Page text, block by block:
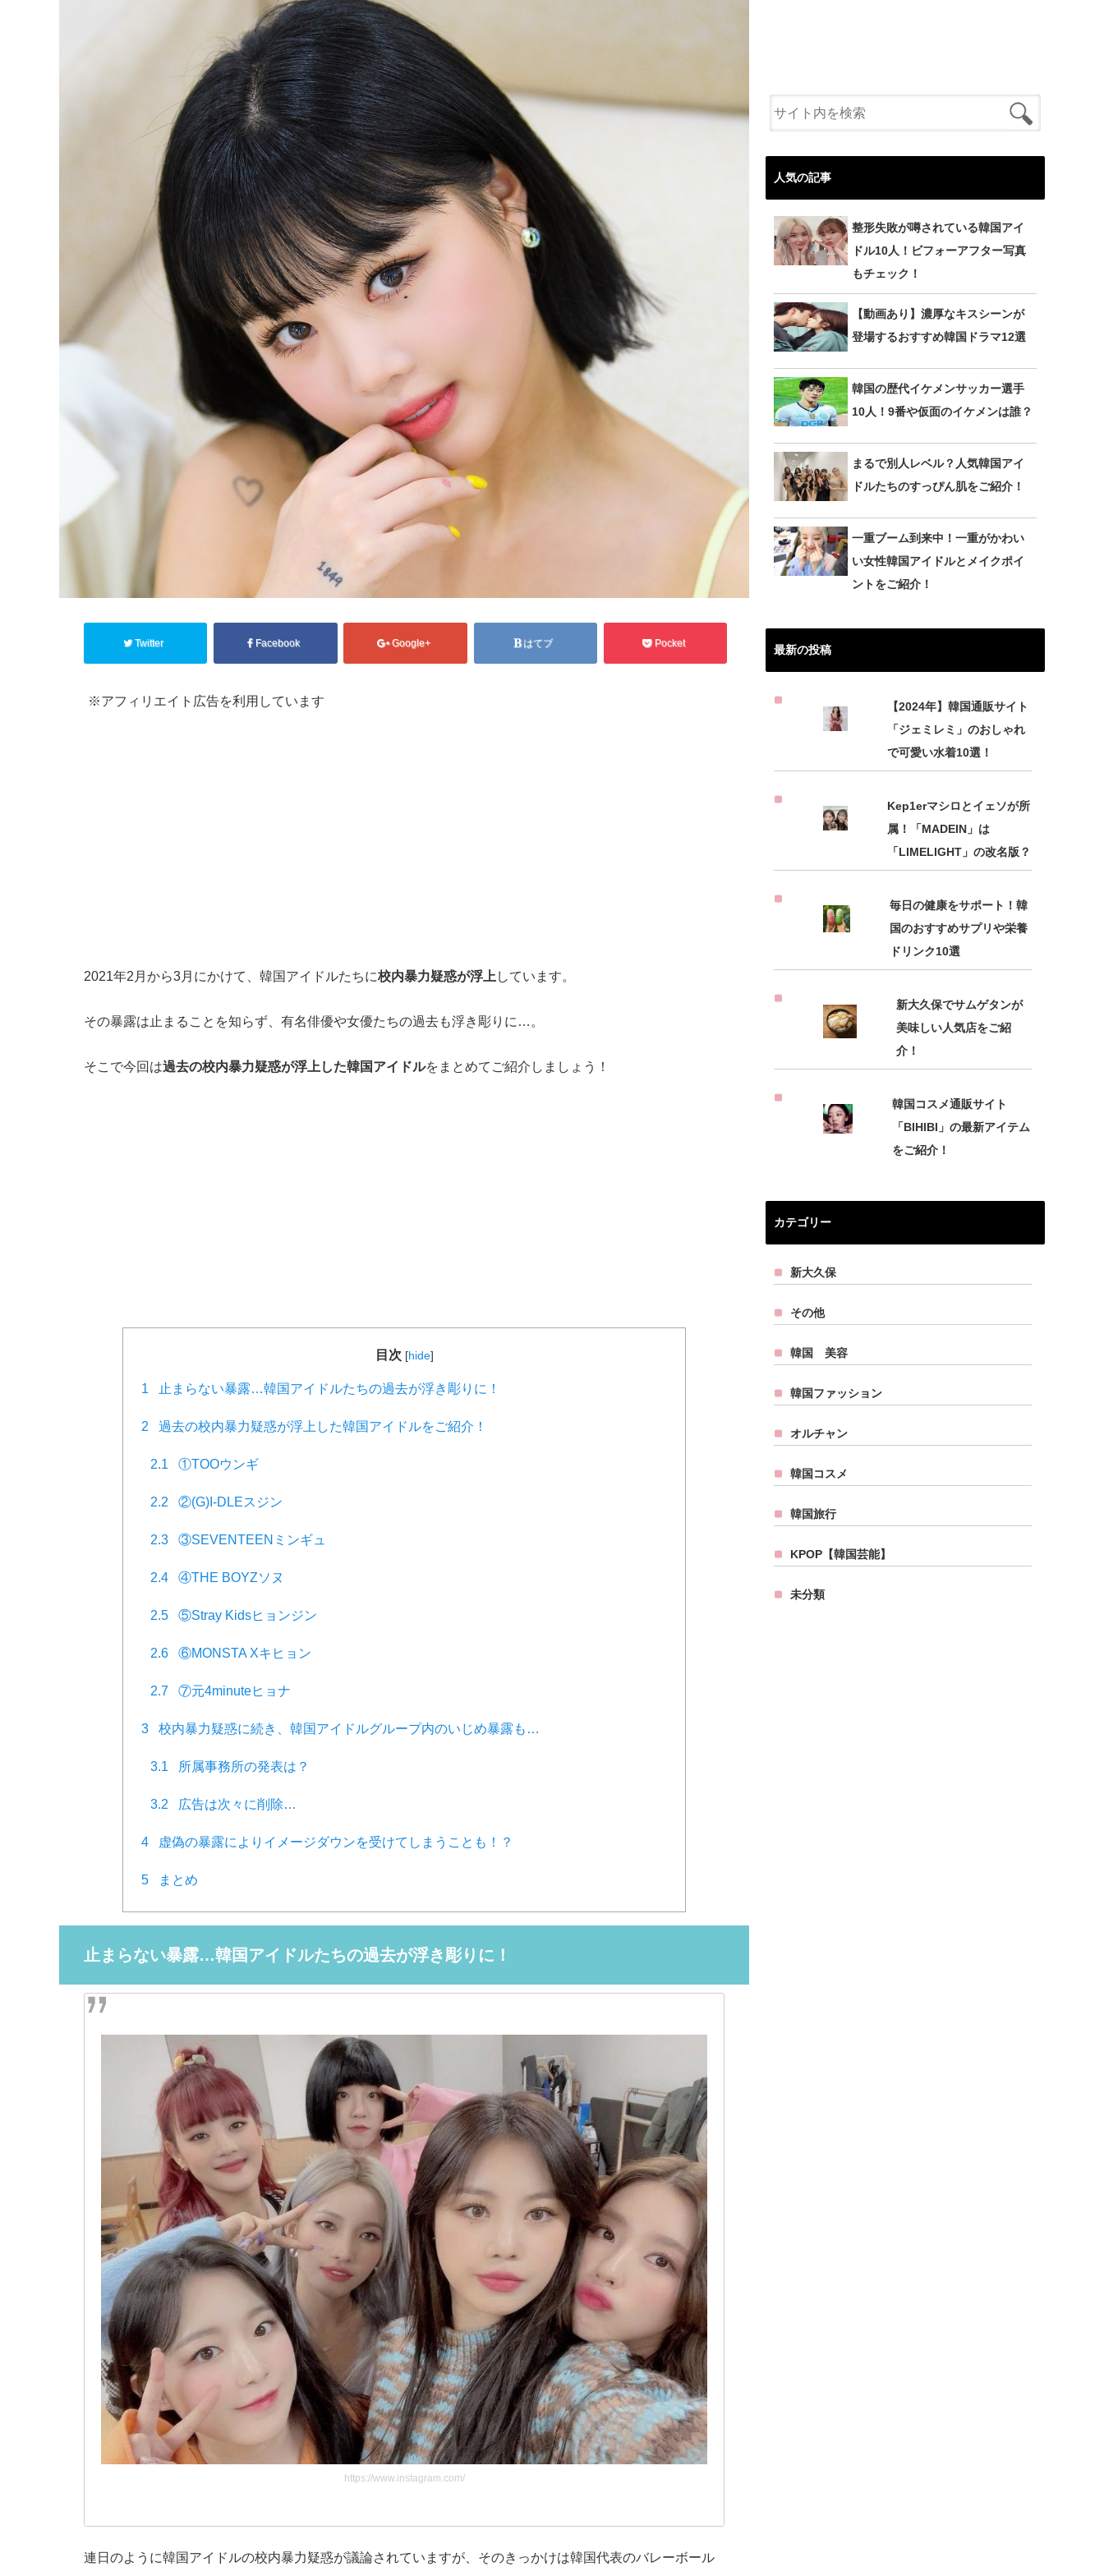
Twitter Facebook Google+ はてブ Pocket
※アフィリエイト広告を利用しています
2021年2月から3月にかけて、韓国アイドルたちに校内暴力疑惑が浮上 しています。
その暴露は止まることを知らず、有名俳優や女優たちの過去も浮き彫りに…。
そこで今回は過去の校内暴力疑惑が浮上した韓国アイドルをまとめてご紹介しましょう！
目次 [hide]
1 止まらない暴露…韓国アイドルたちの過去が浮き彫りに！
2 過去の校内暴力疑惑が浮上した韓国アイドルをご紹介！
2.1 ①TOOウンギ
2.2 ②(G)I-DLEスジン
2.3 ③SEVENTEENミンギュ
2.4 ④THE BOYZソヌ
2.5 ⑤Stray Kidsヒョンジン
2.6 ⑥MONSTA Xキヒョン
2.7 ⑦元4minuteヒョナ
3 校内暴力疑惑に続き、韓国アイドルグループ内のいじめ暴露も…
3.1 所属事務所の発表は？
3.2 広告は次々に削除…
4 虚偽の暴露によりイメージダウンを受けてしまうことも！？
5 まとめ
止まらない暴露…韓国アイドルたちの過去が浮き彫りに！
https://www.instagram.com/
連日のように韓国アイドルの校内暴力疑惑が議論されていますが、そのきっかけは韓国代表のバレーボール
人気の記事
整形失敗が噂されている韓国アイ
ドル10人！ビフォーアフター写真
もチェック！
【動画あり】濃厚なキスシーンが
登場するおすすめ韓国ドラマ12選
韓国の歴代イケメンサッカー選手
10人！9番や仮面のイケメンは誰？
まるで別人レベル？人気韓国アイ
ドルたちのすっぴん肌をご紹介！
一重ブーム到来中！一重がかわい
い女性韓国アイドルとメイクポイ
ントをご紹介！
最新の投稿
【2024年】韓国通販サイト
「ジェミレミ」のおしゃれ
で可愛い水着10選！
Kep1erマシロとイェソが所
属！「MADEIN」は
「LIMELIGHT」の改名版？
毎日の健康をサポート！韓
国のおすすめサプリや栄養
ドリンク10選
新大久保でサムゲタンが
美味しい人気店をご紹
介！
韓国コスメ通販サイト
「BIHIBI」の最新アイテム
をご紹介！
カテゴリー
新大久保
その他
韓国 美容
韓国ファッション
オルチャン
韓国コスメ
韓国旅行
KPOP【韓国芸能】
未分類